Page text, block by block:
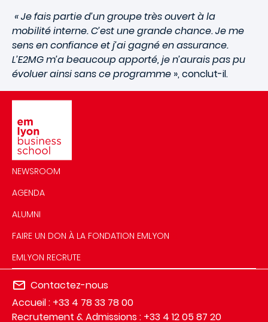
« Je fais partie d’un groupe très ouvert à la
mobilité interne. C’est une grande chance. Je me
sens en confiance et j’ai gagné en assurance.
L’E2MG m’a beaucoup apporté, je n’aurais pas pu
évoluer ainsi sans ce programme », conclut-il.
NEWSROOM
AGENDA
ALUMNI
FAIRE UN DON À LA FONDATION EMLYON
EMLYON RECRUTE
Contactez-nous
Accueil : +33 4 78 33 78 00
Recrutement & Admissions : +33 4 12 05 87 20